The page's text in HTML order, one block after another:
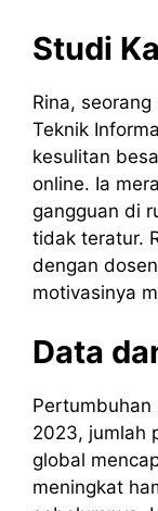
Studi
Rina,
Teknik
kesulitan
online. Ia
gangguan di
tidak teratur.
dengan
motivasinya
Data
Pertumbuhan
2023, jumlah
global
meningkat